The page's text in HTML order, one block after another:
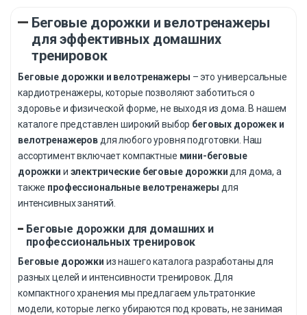
Беговые дорожки и велотренажеры
для эффективных домашних
тренировок
Беговые дорожки и велотренажеры – это универсальные
кардиотренажеры, которые позволяют заботиться о
здоровье и физической форме, не выходя из дома. В нашем
каталоге представлен широкий выбор беговых дорожек и
велотренажеров для любого уровня подготовки. Наш
ассортимент включает компактные мини-беговые
дорожки и электрические беговые дорожки для дома, а
также профессиональные велотренажеры для
интенсивных занятий.
Беговые дорожки для домашних и
профессиональных тренировок
Беговые дорожки из нашего каталога разработаны для
разных целей и интенсивности тренировок. Для
компактного хранения мы предлагаем ультратонкие
модели, которые легко убираются под кровать, не занимая